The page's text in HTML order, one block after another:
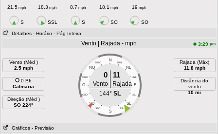
21.5 mph 18.3 mph 8.7 mph 18.1 mph 19 mph
S SSL S SO SO
Detalhes - Horário - Pág Inteira
Vento | Rajada - mph 3:29 pm
Vento (Méd )
2.5 mph
0 Bft
Calmaria
Direção (Méd )
SO 224°
N
NNO NNL
NO NL
ONO LNL
O E
OSO LSL
SO SL
SSO SSL
S
0 11
Vento
Rajada
144° SL
Rajada (Máx)
11.8 mph
Distância do
vento
10 mi
Gráficos - Previsão